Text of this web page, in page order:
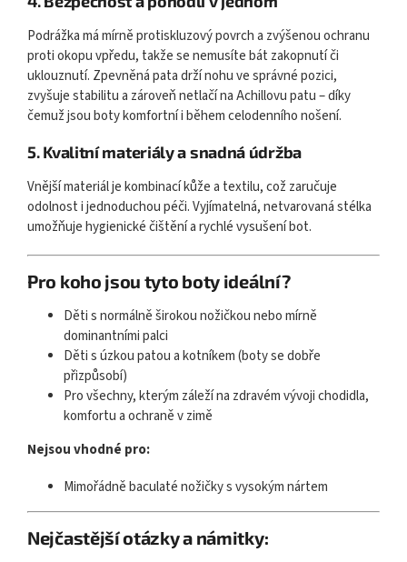
Podrážka má mírně protiskluzový povrch a zvýšenou ochranu
proti okopu vpředu, takže se nemusíte bát zakopnutí či
uklouznutí. Zpevněná pata drží nohu ve správné pozici,
zvyšuje stabilitu a zároveň netlačí na Achillovu patu – díky
čemuž jsou boty komfortní i během celodenního nošení.
5.Kvalitní materiály a snadná údržba
Vnější materiál je kombinací kůže a textilu, což zaručuje
odolnost i jednoduchou péči. Vyjímatelná, netvarovaná stélka
umožňuje hygienické čištění a rychlé vysušení bot.
Pro koho jsou tyto boty ideální?
Děti s normálně širokou nožičkou nebo mírně
dominantními palci
Děti s úzkou patou a kotníkem (boty se dobře
přizpůsobí)
Pro všechny, kterým záleží na zdravém vývoji chodidla,
komfortu a ochraně v zimě
Nejsou vhodné pro:
Mimořádně baculaté nožičky s vysokým nártem
Nejčastější otázky a námitky: